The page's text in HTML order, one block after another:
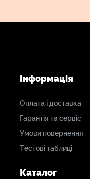
Інформація
Оплата і доставка
Гарантія та сервіс
Умови повернення
Тестові таблиці
Каталог